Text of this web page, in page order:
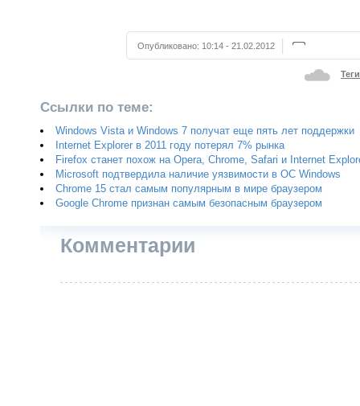
Опубликовано: 10:14 - 21.02.2012
Теги
Ссылки по теме:
Windows Vista и Windows 7 получат еще пять лет поддержки
Internet Explorer в 2011 году потерял 7% рынка
Firefox станет похож на Opera, Chrome, Safari и Internet
Microsoft подтвердила наличие уязвимости в ОС Windows
Chrome 15 стал самым популярным в мире браузером
Google Chrome признан самым безопасным браузером
Комментарии